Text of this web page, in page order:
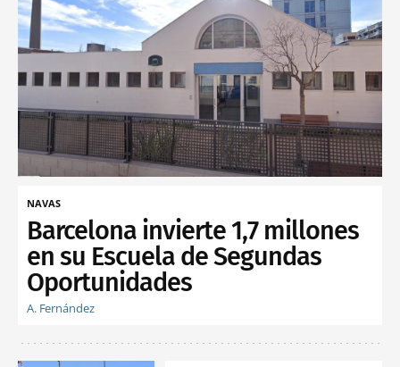
NAVAS
Barcelona invierte 1,7 millones
en su Escuela de Segundas
Oportunidades
A. Fernández